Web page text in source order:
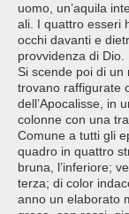
uomo, un’aquila
ali. I quattro esseri
occhi davanti e
provvidenza di Dio.
Si scende poi di
trovano raffigurate
dell’Apocalisse, in
colonne con una
Comune a tutti gli
quadro in quattro
bruna, l’inferiore;
terza; di color
anno un elaborato